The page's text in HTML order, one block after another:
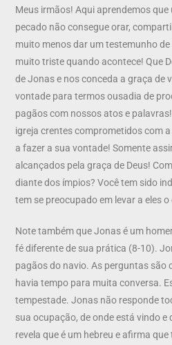
Meus irmãos! Aqui aprendemos
pecado não consegue orar,
muito menos dar um testemunho
muito triste quando acontece! Que
de Jonas e nos conceda a graça de
vontade para termos ousadia de
pagãos com nossos atos e
igreja crentes comprometidos com
a fazer a sua vontade! Somente
alcançados pela graça de Deus!
diante dos ímpios? Você tem sido
tem se preocupado em levar a eles
Note também que Jonas é um
fé diferente de sua prática (8-10).
pagãos do navio. As perguntas são
havia tempo para muita conversa.
tempestade. Jonas não responde
sua ocupação, de onde está vindo e
revela que é um hebreu e afirma